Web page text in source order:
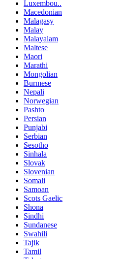
Luxembou..
Macedonian
Malagasy
Malay
Malayalam
Maltese
Maori
Marathi
Mongolian
Burmese
Nepali
Norwegian
Pashto
Persian
Punjabi
Serbian
Sesotho
Sinhala
Slovak
Slovenian
Somali
Samoan
Scots Gaelic
Shona
Sindhi
Sundanese
Swahili
Tajik
Tamil